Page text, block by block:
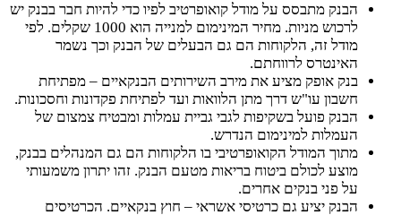
הבנק מתבסס על מודל קואופרטיב לפיו כדי להיות חבר בבנק יש
לרכוש מניות. מחיר המינימום למנייה הוא 1000 שקלים. לפי
מודל זה, הלקוחות הם גם הבעלים של הבנק וכך נשמר
האינטרס לרווחתם.
בנק אופק מציע את מירב השירותים הבנקאיים – מפתיחת
חשבון עו"ש דרך מתן הלוואות ועד לפתיחת פקדונות וחסכונות.
הבנק פועל בשקיפות לגבי גביית עמלות ומבטיח צמצום של
העמלות למינימום הנדרש.
מתוך המודל הקואופרטיבי בו הלקוחות הם גם המנהלים בבנק,
מוצע לכולם ביטוח בריאות מטעם הבנק. זהו יתרון משמעותי
על פני בנקים אחרים.
הבנק יציע גם כרטיסי אשראי – חוץ בנקאיים. הכרטיסים